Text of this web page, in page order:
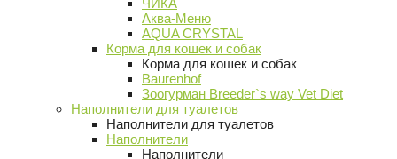
ЧИКА
Аква-Меню
AQUA CRYSTAL
Корма для кошек и собак
Корма для кошек и собак
Baurenhof
Зоогурман Breeder`s way Vet Diet
Наполнители для туалетов
Наполнители для туалетов
Наполнители
Наполнители